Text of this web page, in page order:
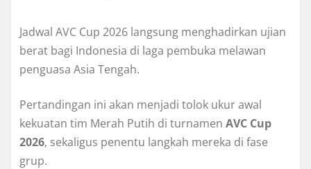
Jadwal AVC Cup 2026 langsung menghadirkan ujian
berat bagi Indonesia di laga pembuka melawan
penguasa Asia Tengah.
Pertandingan ini akan menjadi tolok ukur awal
kekuatan tim Merah Putih di turnamen AVC Cup
2026, sekaligus penentu langkah mereka di fase
grup.